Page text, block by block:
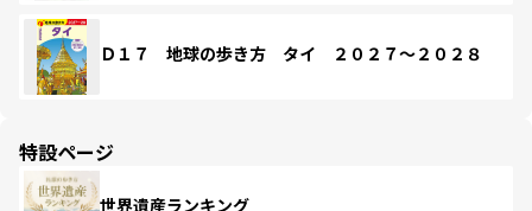
Ｄ１７ 地球の歩き方 タイ ２０２７～２０２８
特設ページ
世界遺産ランキング